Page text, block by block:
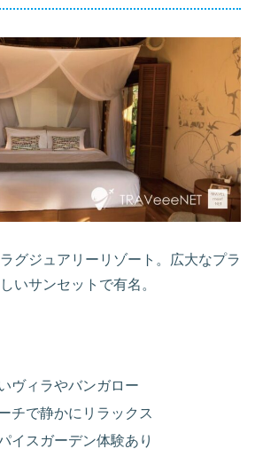
グジュアリーリゾート。広大なプラ
いサンセットで有名。
ヴィラやバンガロー
チで静かにリラックス
イスガーデン体験あり